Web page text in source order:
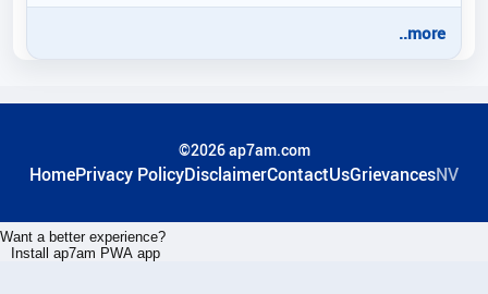
..more
©2026 ap7am.com
HomePrivacy PolicyDisclaimerContactUsGrievancesNV
Want a better experience?
Install ap7am PWA app